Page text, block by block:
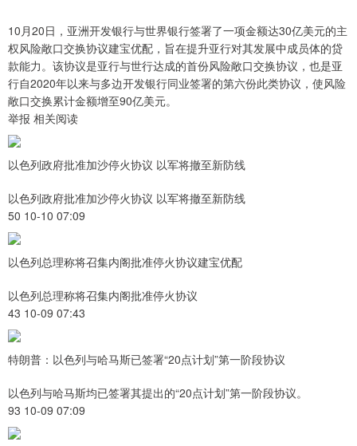
10月20日，亚洲开发银行与世界银行签署了一项金额达30亿美元的主
权风险敞口交换协议建宝优配，旨在提升亚行对其发展中成员体的贷
款能力。该协议是亚行与世行达成的首份风险敞口交换协议，也是亚
行自2020年以来与多边开发银行同业签署的第六份此类协议，使风险
敞口交换累计金额增至90亿美元。
举报 相关阅读
以色列政府批准加沙停火协议 以军将撤至新防线
以色列政府批准加沙停火协议 以军将撤至新防线
50 10-10 07:09
以色列总理称将召集内阁批准停火协议建宝优配
以色列总理称将召集内阁批准停火协议
43 10-09 07:43
特朗普：以色列与哈马斯已签署“20点计划”第一阶段协议
以色列与哈马斯均已签署其提出的“20点计划”第一阶段协议。
93 10-09 07:09